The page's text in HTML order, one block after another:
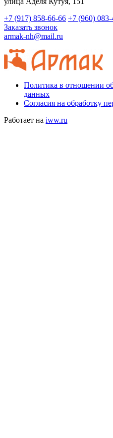
+7 (917) 858-66-66 +7 (960)
Заказать звонок
armak-nh@mail.ru
Политика в отношении
данных
Согласия на обработку
Работает на iww.ru